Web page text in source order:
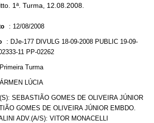
1ª. Turma, 12.08.2008.
: 12/08/2008
: DJe-177 DIVULG 18-09-2008 PUBLIC 19-09-
11 PP-02262
Primeira Turma
LÚCIA
SEBASTIÃO GOMES DE OLIVEIRA JÚNIOR
GOMES DE OLIVEIRA JÚNIOR EMBDO.
ADV.(A/S): VITOR MONACELLI